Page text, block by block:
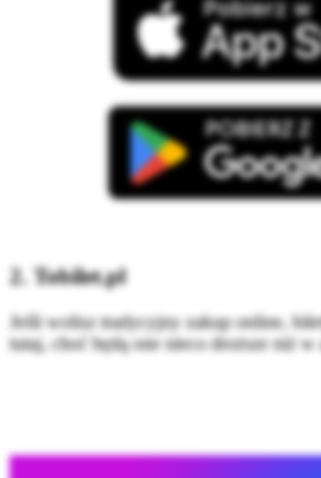
2. Tobilet.pl
Jeśli wolisz tradycyjny zakup online,
tutaj, choć będą one nieco droższe niż